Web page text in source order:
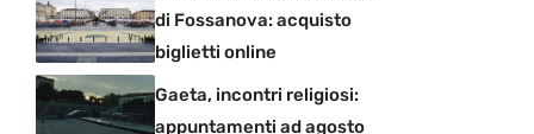
di Fossanova: acquisto
biglietti online
Gaeta, incontri religiosi:
appuntamenti ad agosto